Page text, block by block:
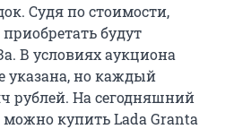
Судя по стоимости,
будут
В условиях аукциона
указана, но каждый
рублей. На сегодняшний
можно купить Lada Granta